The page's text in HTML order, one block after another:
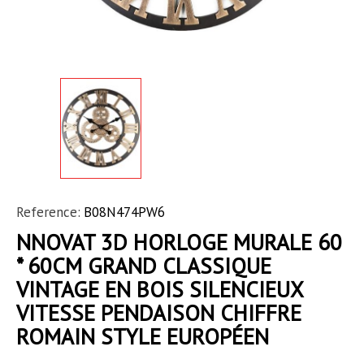
Reference: B08N474PW6
NNOVAT 3D HORLOGE MURALE 60
* 60CM GRAND CLASSIQUE
VINTAGE EN BOIS SILENCIEUX
VITESSE PENDAISON CHIFFRE
ROMAIN STYLE EUROPÉEN